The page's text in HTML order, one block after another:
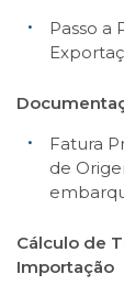
Passo a
Fatura
de
Cálculo de
Importação